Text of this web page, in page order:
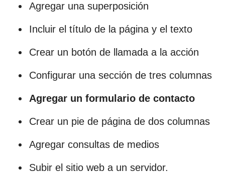
Agregar una superposición
Incluir el título de la página y el texto
Crear un botón de llamada a la acción
Configurar una sección de tres columnas
Agregar un formulario de contacto
Crear un pie de página de dos columnas
Agregar consultas de medios
Subir el sitio web a un servidor.